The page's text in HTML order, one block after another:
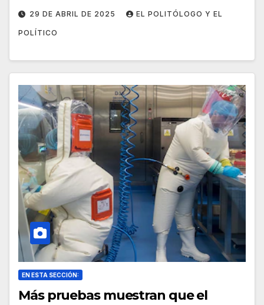
29 DE ABRIL DE 2025 EL POLITÓLOGO Y EL
POLÍTICO
EN ESTA SECCIÓN:
Más pruebas muestran que el